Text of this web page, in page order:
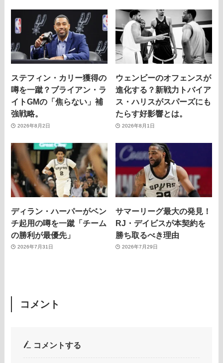
ステフィン・カリー獲得の
噂を一蹴？ブライアン・ラ
イトGMの「焦らない」補
強戦略。
2026年8月2日
ウェンビーのオフェンスが
進化する？新戦力トバイア
ス・ハリスがスパーズにも
たらす好影響とは。
2026年8月1日
ディラン・ハーパーがベン
チ起用の噂を一蹴「チーム
の勝利が最優先」
2026年7月31日
サマーリーグ最大の発見！
RJ・デイビスが本契約を
勝ち取るべき理由
2026年7月29日
コメント
コメントする